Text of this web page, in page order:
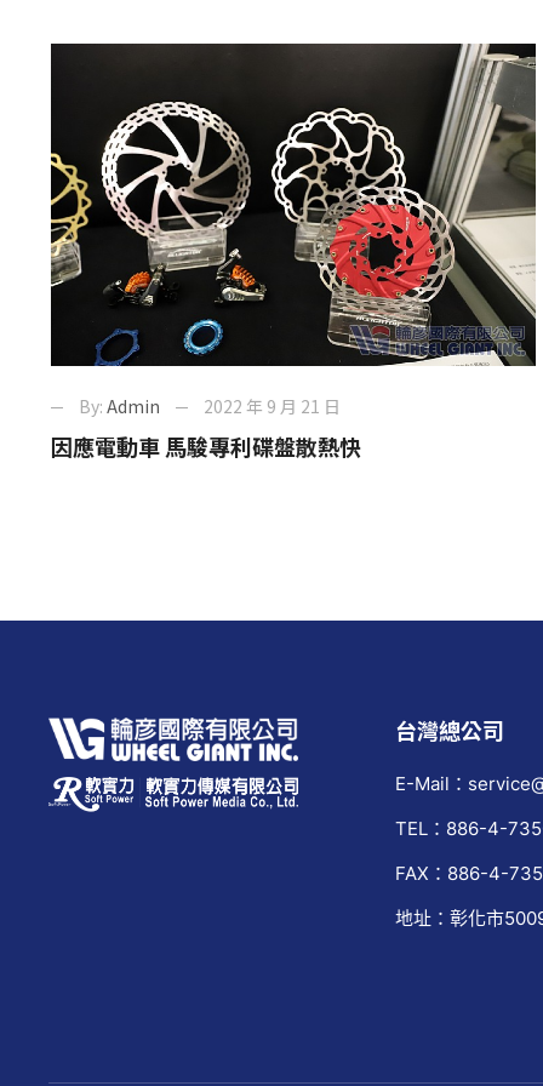
By: Admin 2022 年 9 月 21 日
因應電動車 馬駿專利碟盤散熱快
台灣總公司
E-Mail：
TEL：886-4-
FAX：886-4-
地址：彰化市